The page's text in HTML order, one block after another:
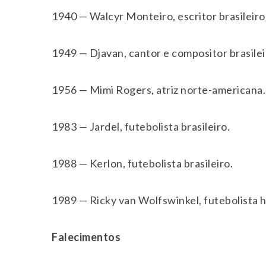
1940 — Walcyr Monteiro, escritor
1949 — Djavan, cantor e compositor
1956 — Mimi Rogers, atriz norte-americana.
1983 — Jardel, futebolista brasileiro.
1988 — Kerlon, futebolista brasileiro.
1989 — Ricky van Wolfswinkel, futebolista
Falecimentos